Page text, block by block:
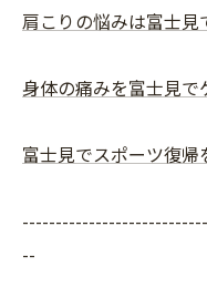
肩こりの悩みは富士見
身体の痛みを富士見で
富士見でスポーツ復帰
--